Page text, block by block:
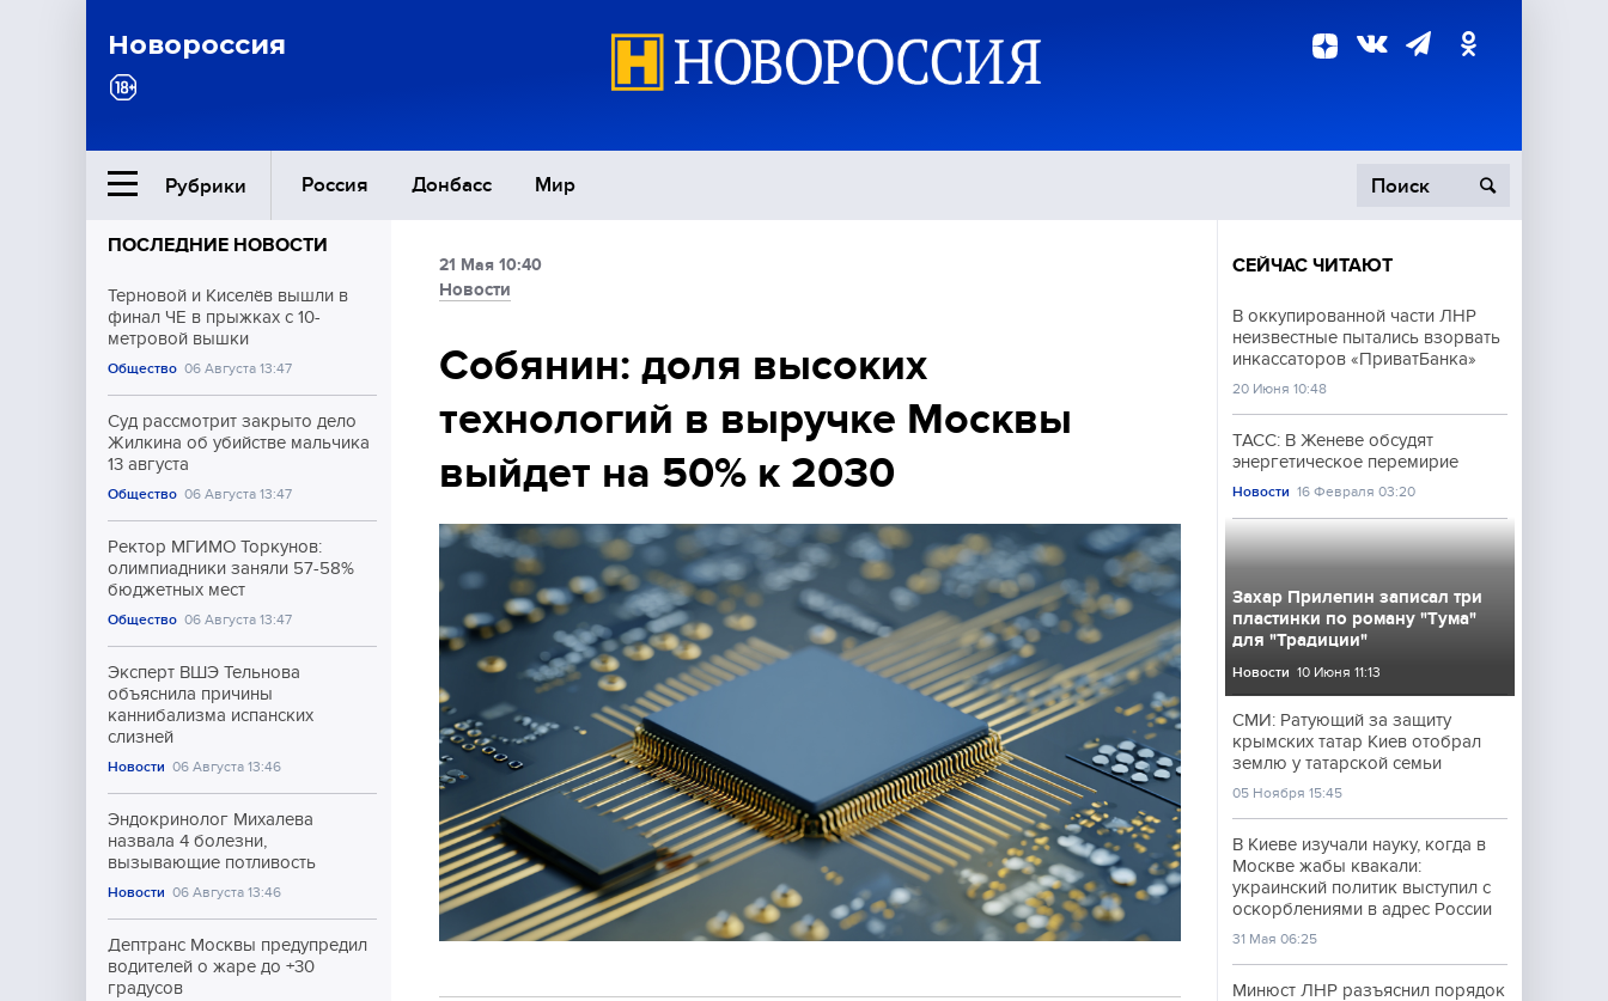
Новороссия
Рубрики Россия Донбасс Мир
Ближний Восток
Общество
Экономика
Происшествия
Культура
Спорт
ПОСЛЕДНИЕ НОВОСТИ
Терновой и Киселёв вышли в
финал ЧЕ в прыжках с 10-
метровой вышки
Общество 06 Августа 13:47
Суд рассмотрит закрыто дело
Жилкина об убийстве мальчика
13 августа
Общество 06 Августа 13:47
Ректор МГИМО Торкунов:
олимпиадники заняли 57-58%
бюджетных мест
Общество 06 Августа 13:47
Эксперт ВШЭ Тельнова
объяснила причины
каннибализма испанских
слизней
Новости 06 Августа 13:46
Эндокринолог Михалева
назвала 4 болезни,
вызывающие потливость
Новости 06 Августа 13:46
Дептранс Москвы предупредил
водителей о жаре до +30
градусов
21 Мая 10:40
Новости
Собянин: доля высоких
технологий в выручке Москвы
выйдет на 50% к 2030
СЕЙЧАС ЧИТАЮТ
В оккупированной части ЛНР
неизвестные пытались взорвать
инкассаторов «ПриватБанка»
20 Июня 10:48
ТАСС: В Женеве обсудят
энергетическое перемирие
Новости 16 Февраля 03:20
Захар Прилепин записал три
пластинки по роману "Тума"
для "Традиции"
Новости 10 Июня 11:13
СМИ: Ратующий за защиту
крымских татар Киев отобрал
землю у татарской семьи
05 Ноября 15:45
В Киеве изучали науку, когда в
Москве жабы квакали:
украинский политик выступил с
оскорблениями в адрес России
31 Мая 06:25
Минюст ЛНР разъяснил порядок